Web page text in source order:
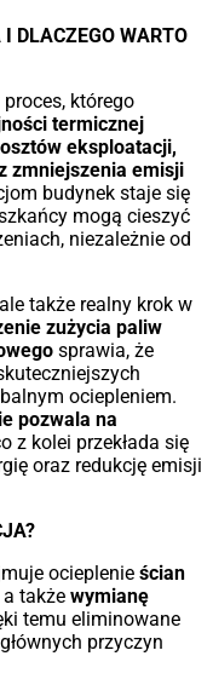
DLACZEGO WARTO
którego
termicznej
eksploatacji,
zmniejszenia emisji
budynek staje się
mogą cieszyć
niezależnie od
także realny krok w
zużycia paliw
sprawia, że
ociepleniem.
pozwala na
z kolei przekłada się
oraz redukcję emisji
ocieplenie ścian
a także wymianę
temu eliminowane
przyczyn